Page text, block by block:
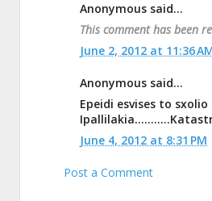
Anonymous said...
This comment has been
June 2, 2012 at 11:36
Anonymous said...
Epeidi esvises to
June 4, 2012 at 8:31 PM
Post a Comment